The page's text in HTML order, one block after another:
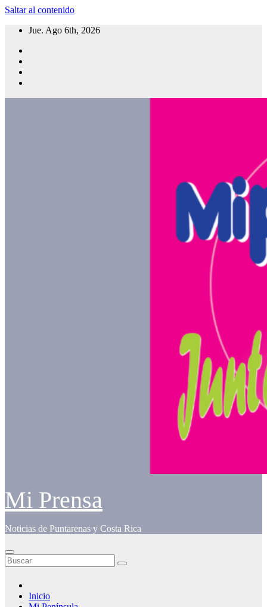
Saltar al contenido
Jue. Ago 6th, 2026
Mi Prensa
Noticias de Puntarenas y Costa Rica
Inicio